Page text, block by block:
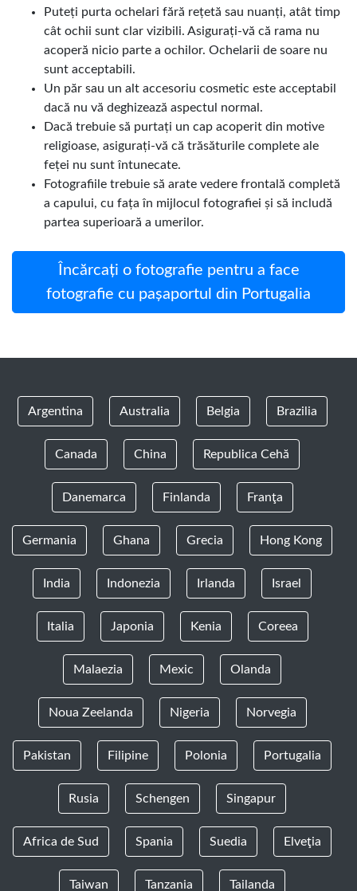
Puteți purta ochelari fără rețetă sau nuanți, atât timp
cât ochii sunt clar vizibili. Asigurați-vă că rama nu
acoperă nicio parte a ochilor. Ochelarii de soare nu
sunt acceptabili.
Un păr sau un alt accesoriu cosmetic este acceptabil
dacă nu vă deghizează aspectul normal.
Dacă trebuie să purtați un cap acoperit din motive
religioase, asigurați-vă că trăsăturile complete ale
feței nu sunt întunecate.
Fotografiile trebuie să arate vedere frontală completă
a capului, cu fața în mijlocul fotografiei și să includă
partea superioară a umerilor.
Încărcați o fotografie pentru a face
fotografie cu pașaportul din Portugalia
Argentina Australia Belgia Brazilia
Canada China Republica Cehă
Danemarca Finlanda Franţa
Germania Ghana Grecia Hong Kong
India Indonezia Irlanda Israel
Italia Japonia Kenia Coreea
Malaezia Mexic Olanda
Noua Zeelanda Nigeria Norvegia
Pakistan Filipine Polonia Portugalia
Rusia Schengen Singapur
Africa de Sud Spania Suedia Elveţia
Taiwan Tanzania Tailanda